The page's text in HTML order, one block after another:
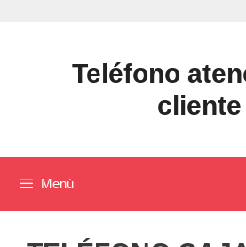
Teléfono
cliente
Menú